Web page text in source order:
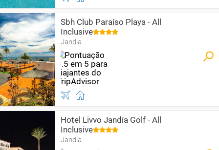
Sbh Club Paraíso Playa - All
Inclusive
Jandia
Hotel Livvo Jandía Golf - All
Inclusive
Jandia